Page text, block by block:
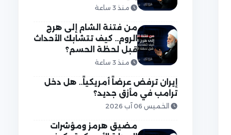
منذ 3 ساعة
من فتنة الشام إلى هرج
الروم.. كيف تتشابك الأحداث
قبل لحظة الحسم؟
منذ 3 ساعة
إيران ترفض عرضاً أمريكياً.. هل دخل
ترامب في مأزق جديد؟
الخميس 06 آب 2026
مضيق هرمز ومؤشرات